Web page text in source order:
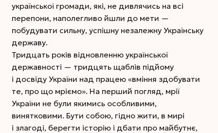
української громади, які, не дивлячись на всі
перепони, наполегливо йшли до мети —
побудувати сильну, успішну незалежну Українську
державу.
Тридцать років відновленню української
державності — тридцять щаблів підйому
і досвіду України над працею «вміння здобувати
те, про що мріємо». На перший погляд, мрії
України не були якимись особливими,
винятковими. Бути собою, гідно жити, в мирі
і злагоді, берегти історію і дбати про майбутнє,